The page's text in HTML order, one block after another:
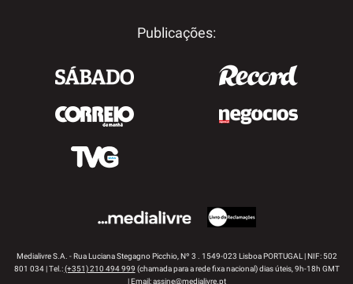
Publicações:
Medialivre S.A. - Rua Luciana Stegagno Picchio, Nº 3 . 1549-023 Lisboa PORTUGAL | NIF: 502
801 034 | Tel.:(+351) 210 494 999 (chamada para a rede fixa nacional) dias úteis, 9h-18h GMT
| Email:assine@medialivre.pt